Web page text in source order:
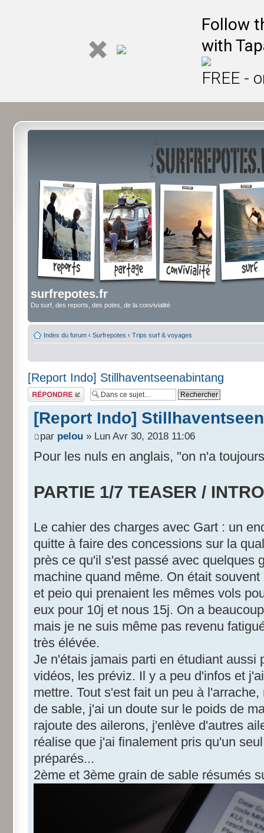
Follow
with
FREE -
surfrepotes.fr
Du surf, des reports, des potes, de la convivialité
Index du forum ‹ Surfrepotes ‹ Trips surf & voyages
[Report Indo] Stillhaventseenabintang
Répondre
[Report Indo]
par pelou » Lun Avr 30, 2018 11:06
Pour les nuls en anglais, "on n'a
PARTIE 1/7 TEASER /
Le cahier des charges avec Gart : un
quitte à faire des concessions sur la
près ce qu'il s'est passé avec quelques
machine quand même. On était
et peio qui prenaient les mêmes vols
eux pour 10j et nous 15j. On a
mais je ne suis même pas revenu
très élévée.
Je n'étais jamais parti en étudiant aussi
vidéos, les préviz. Il y a peu d'infos et
mettre. Tout s'est fait un peu à
de sable, j'ai un doute sur le poids de
rajoute des ailerons, j'enlève d'autres
réalise que j'ai finalement pris qu'un
préparés...
2ème et 3ème grain de sable résumés